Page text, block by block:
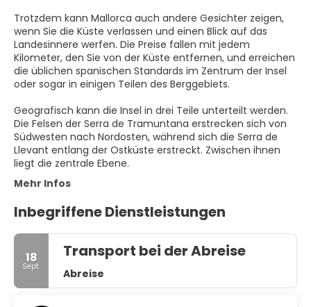
Trotzdem kann Mallorca auch andere Gesichter zeigen,
wenn Sie die Küste verlassen und einen Blick auf das
Landesinnere werfen. Die Preise fallen mit jedem
Kilometer, den Sie von der Küste entfernen, und erreichen
die üblichen spanischen Standards im Zentrum der Insel
oder sogar in einigen Teilen des Berggebiets.
Geografisch kann die Insel in drei Teile unterteilt werden.
Die Felsen der Serra de Tramuntana erstrecken sich von
Südwesten nach Nordosten, während sich die Serra de
Llevant entlang der Ostküste erstreckt. Zwischen ihnen
Mehr Infos
Inbegriffene Dienstleistungen
18
Sept.
Transport bei der Abreise
Abreise